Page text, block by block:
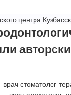
центра
стоматолог-